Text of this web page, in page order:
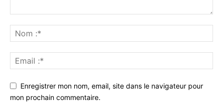
Enregistrer mon nom, email, site dans le navigateur pour
mon prochain commentaire.